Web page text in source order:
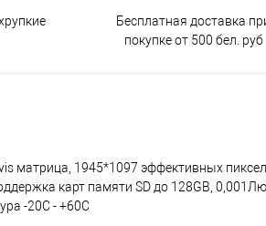
Бесплатная доставка
покупке от 500 бел. руб
матрица, 1945*1097 эффективных
карт памяти SD до 128GB,
-20С - +60С